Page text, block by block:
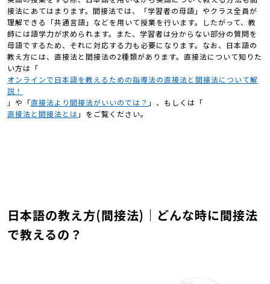
接法にあてはまります。間接法では、「学習者の母語」やクラス全員が
理解できる「共通言語」などを用いて授業を行います。したがって、教
師には語学力が求められます。また、学習者は分からない部分の質問を
母語でするため、それに対応する力も必要になります。なお、日本語の
教え方には、直接法と間接法の2種類があります。直接法について知りた
い方は「
オンラインで日本語を教えるための指導法の直接法と間接法について解
説！
」や「直接法より間接法がいいのでは？ 」、もしくは「
直接法と間接法とは 」をご覧ください。
日本語の教え方(間接法)｜どんな時に間接法
で教えるの？